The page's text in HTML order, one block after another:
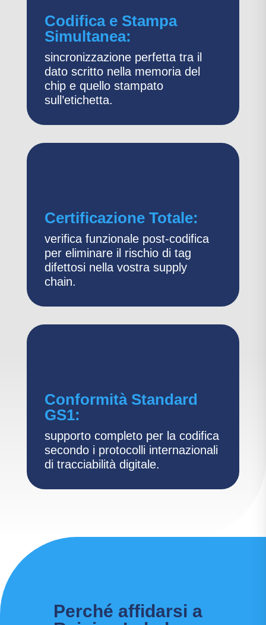
Codifica e Stampa
Simultanea:
sincronizzazione perfetta tra il
dato scritto nella memoria del
chip e quello stampato
sull’etichetta.
Certificazione Totale:
verifica funzionale post-codifica
per eliminare il rischio di tag
difettosi nella vostra supply
chain.
Conformità Standard
GS1:
supporto completo per la codifica
secondo i protocolli internazionali
di tracciabilità digitale.
Perché affidarsi a